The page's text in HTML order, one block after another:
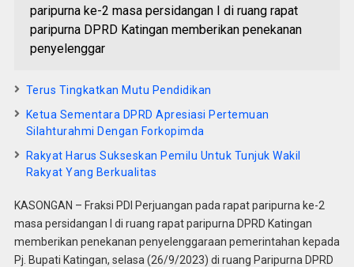
paripurna ke-2 masa persidangan I di ruang rapat
paripurna DPRD Katingan memberikan penekanan
penyelenggar
Terus Tingkatkan Mutu Pendidikan
Ketua Sementara DPRD Apresiasi Pertemuan
Silahturahmi Dengan Forkopimda
Rakyat Harus Sukseskan Pemilu Untuk Tunjuk Wakil
Rakyat Yang Berkualitas
KASONGAN – Fraksi PDI Perjuangan pada rapat paripurna ke-2
masa persidangan I di ruang rapat paripurna DPRD Katingan
memberikan penekanan penyelenggaraan pemerintahan kepada
Pj. Bupati Katingan, selasa (26/9/2023) di ruang Paripurna DPRD